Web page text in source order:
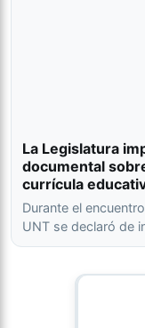
La Legislatura
documental
currícula
Durante el
UNT se declaró de